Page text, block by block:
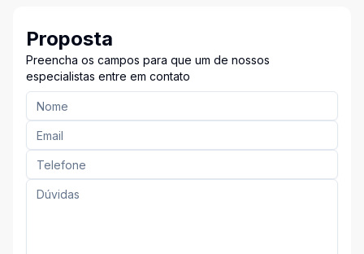
Proposta
Preencha os campos para que um de nossos
especialistas entre em contato